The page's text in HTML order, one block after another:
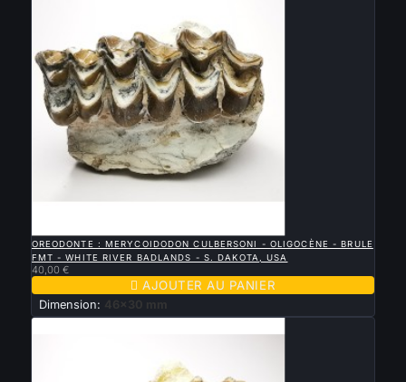
OREODONTE : MERYCOIDODON CULBERSONI - OLIGOCÈNE - BRULE
FMT - WHITE RIVER BADLANDS - S. DAKOTA, USA
40,00 €
 AJOUTER AU PANIER
Dimension: 46x30 mm